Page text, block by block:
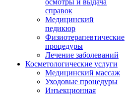
осмотры и выдача
справок
Медицинский
педикюр
Физиотерапевтические
процедуры
Лечение заболеваний
Косметологические услуги
Медицинский массаж
Уходовые процедуры
Инъекционная